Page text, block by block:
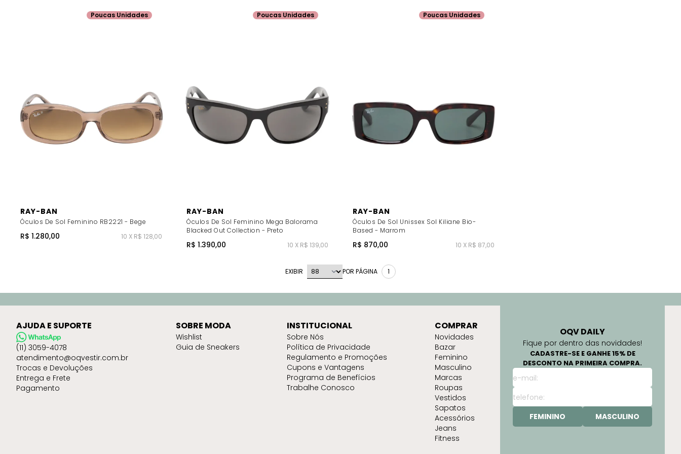
RAY-BAN
Óculos De Sol Feminino RB2221 - Bege
R$ 1.280,00 10 X R$ 128,00
Poucas Unidades
RAY-BAN
Óculos De Sol Feminino Mega Balorama
Blacked Out Collection - Preto
R$ 1.390,00 10 X R$ 139,00
Poucas Unidades
RAY-BAN
Óculos De Sol Unissex Sol Kiliane Bio-
Based - Marrom
R$ 870,00 10 X R$ 87,00
Poucas Unidades
EXIBIR POR PÁGINA 1
OQV DAILY
Fique por dentro das novidades!
CADASTRE-SE E GANHE 15% DE
DESCONTO NA PRIMEIRA COMPRA.
FEMININO MASCULINO
AJUDA E SUPORTE
(11) 3059-4078
atendimento@oqvestir.com.br
Trocas e Devoluções
Entrega e Frete
Pagamento
SOBRE MODA
Wishlist
Guia de Sneakers
INSTITUCIONAL
Sobre Nós
Política de Privacidade
Regulamento e Promoções
Cupons e Vantagens
Programa de Benefícios
Trabalhe Conosco
COMPRAR
Novidades
Bazar
Feminino
Masculino
Marcas
Roupas
Vestidos
Sapatos
Acessórios
Jeans
Fitness